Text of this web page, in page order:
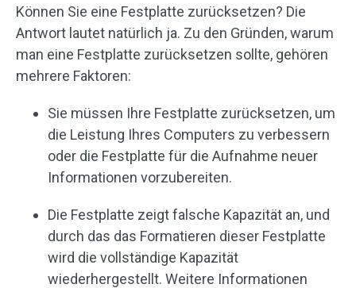
Können Sie eine Festplatte zurücksetzen? Die
Antwort lautet natürlich ja. Zu den Gründen, warum
man eine Festplatte zurücksetzen sollte, gehören
mehrere Faktoren:
Sie müssen Ihre Festplatte zurücksetzen, um
die Leistung Ihres Computers zu verbessern
oder die Festplatte für die Aufnahme neuer
Informationen vorzubereiten.
Die Festplatte zeigt falsche Kapazität an, und
durch das das Formatieren dieser Festplatte
wird die vollständige Kapazität
wiederhergestellt. Weitere Informationen